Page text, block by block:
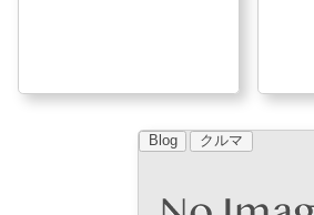
Blog クルマ